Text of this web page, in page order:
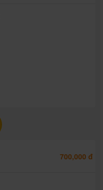
700,000 đ